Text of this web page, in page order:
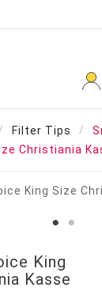
Filter Tips
Christiania
King
Kasse